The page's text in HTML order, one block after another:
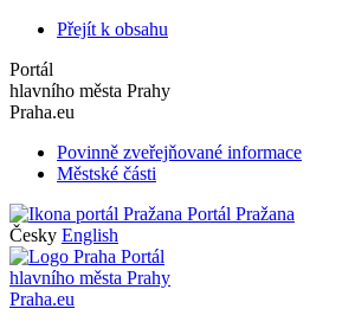
Přejít k obsahu
Portál
hlavního města Prahy
Praha.eu
Povinně zveřejňované informace
Městské části
Portál Pražana
Česky English
Portál
hlavního města Prahy
Praha.eu